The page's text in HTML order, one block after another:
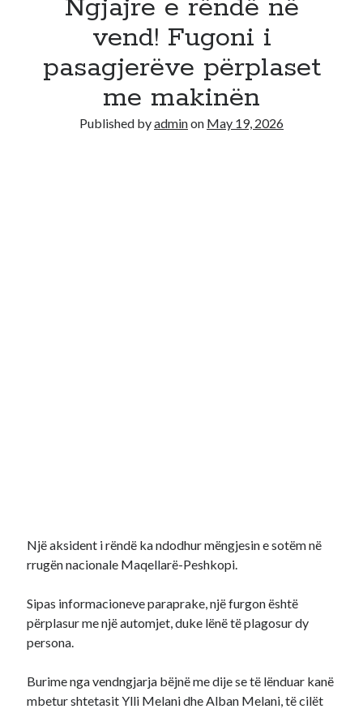
Ngjajre e rëndë në
vend! Fugoni i
pasagjerëve përplaset
me makinën
Published byadminon May 19, 2026
Një aksident i rëndë ka ndodhur mëngjesin e sotëm në
rrugën nacionale Maqellarë-Peshkopi.
Sipas informacioneve paraprake, një furgon është
përplasur me një automjet, duke lënë të plagosur dy
persona.
Burime nga vendngjarja bëjnë me dije se të lënduar kanë
mbetur shtetasit Ylli Melani dhe Alban Melani, të cilët